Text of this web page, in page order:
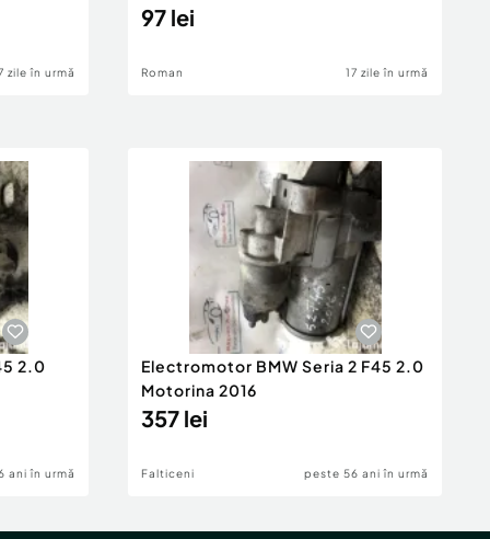
zile în urmă
97 lei
Roman 17 zile în urmă
2.0
ani în urmă
Electromotor BMW Seria 2 F45 2.0
Motorina 2016
357 lei
Falticeni peste 56 ani în urmă